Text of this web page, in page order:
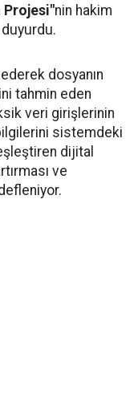
Projesi"nin hakim
duyurdu.
dosyanın
tahmin eden
veri girişlerinin
sistemdeki
dijital
ve